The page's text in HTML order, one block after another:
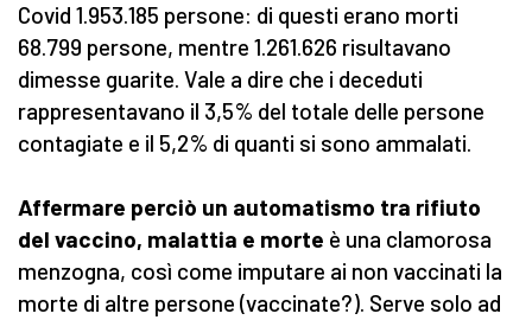
Covid 1.953.185 persone: di questi erano morti
68.799 persone, mentre 1.261.626 risultavano
dimesse guarite. Vale a dire che i deceduti
rappresentavano il 3,5% del totale delle persone
contagiate e il 5,2% di quanti si sono ammalati.
Affermare perciò un automatismo tra rifiuto
del vaccino, malattia e morte è una clamorosa
menzogna, così come imputare ai non vaccinati la
morte di altre persone (vaccinate?). Serve solo ad